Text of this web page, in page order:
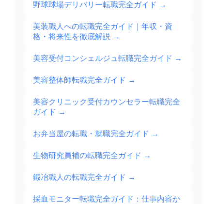
野球球場デリバリー転職完全ガイド →
美装職人への転職完全ガイド｜年収・資
格・将来性を徹底解説 →
美容受付コンシェルジュ転職完全ガイド →
美容整体師転職完全ガイド →
美容クリニック受付カウンセラー転職完全
ガイド →
お弁当屋の転職・就職完全ガイド →
生物研究員補の転職完全ガイド →
鍛冶職人の転職完全ガイド →
採血モニター転職完全ガイド：仕事内容か